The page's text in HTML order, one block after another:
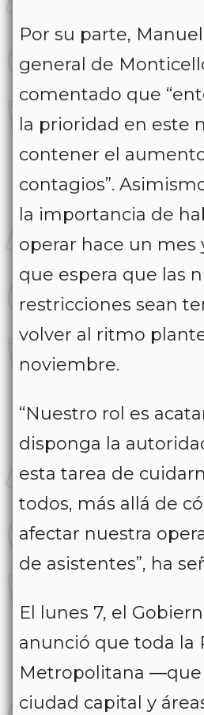
Por su parte,
general de
comentado que
la prioridad en este
contener el
contagios”.
la importancia de
operar hace un mes
que espera que las
restricciones sean
volver al ritmo
noviembre.
“Nuestro rol es
disponga la
esta tarea de
todos, más allá de
afectar nuestra
de asistentes”, ha
El lunes 7, el
anunció que toda la
Metropolitana —que
ciudad capital y